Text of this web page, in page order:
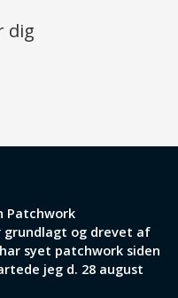
dig
Patchwork
grundlagt og drevet af
syet patchwork siden
jeg d. 28 august